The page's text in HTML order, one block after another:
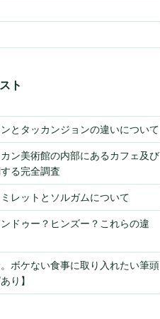
ト
とタッカンジョンの違いについて
カン美術館の内部にあるカフェ及び
る完全調査
ミレットとソルガムについて
ドゥー？ヒンズー？これらの違
ボケない食事に取り入れたい筆頭
り】